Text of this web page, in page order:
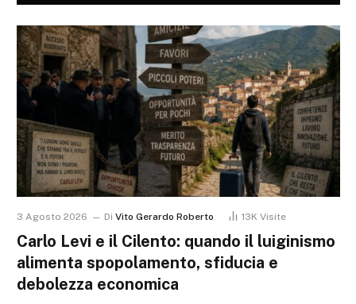
3 Agosto 2026 Di Vito Gerardo Roberto 13K Visite
Carlo Levi e il Cilento: quando il luiginismo
alimenta spopolamento, sfiducia e
debolezza economica